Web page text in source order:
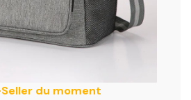
du moment